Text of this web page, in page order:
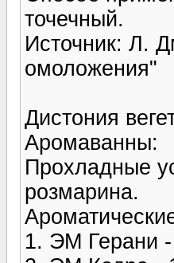
точечный.
Источник: Л.
омоложения"
Дистония
Аромаванны:
Прохладные
розмарина.
1. ЭМ Герани